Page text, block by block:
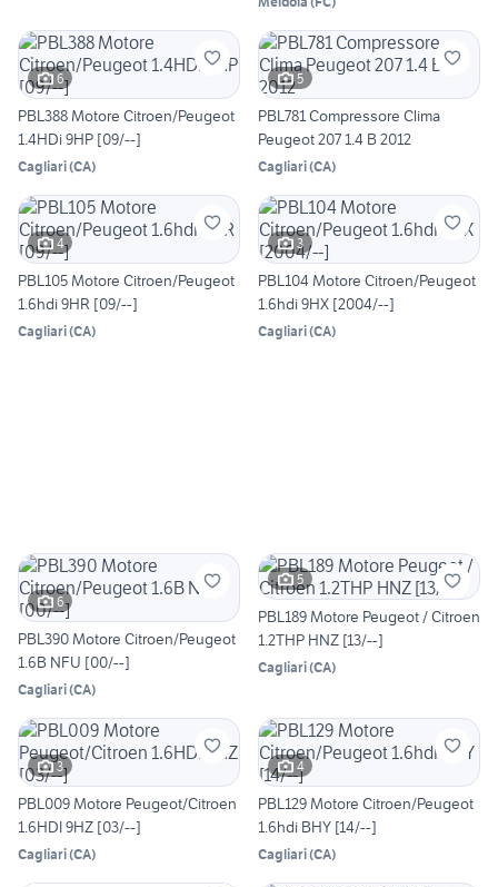
6
PBL388 Motore Citroen/Peugeot
1.4HDi 9HP [09/--]
Cagliari(CA)
5
PBL781 Compressore Clima
Peugeot 207 1.4 B 2012
Cagliari(CA)
4
PBL105 Motore Citroen/Peugeot
1.6hdi 9HR [09/--]
Cagliari(CA)
3
PBL104 Motore Citroen/Peugeot
1.6hdi 9HX [2004/--]
Cagliari(CA)
6
PBL390 Motore Citroen/Peugeot
1.6B NFU [00/--]
Cagliari(CA)
5
PBL189 Motore Peugeot / Citroen
1.2THP HNZ [13/--]
Cagliari(CA)
3
PBL009 Motore Peugeot/Citroen
1.6HDI 9HZ [03/--]
Cagliari(CA)
4
PBL129 Motore Citroen/Peugeot
1.6hdi BHY [14/--]
Cagliari(CA)